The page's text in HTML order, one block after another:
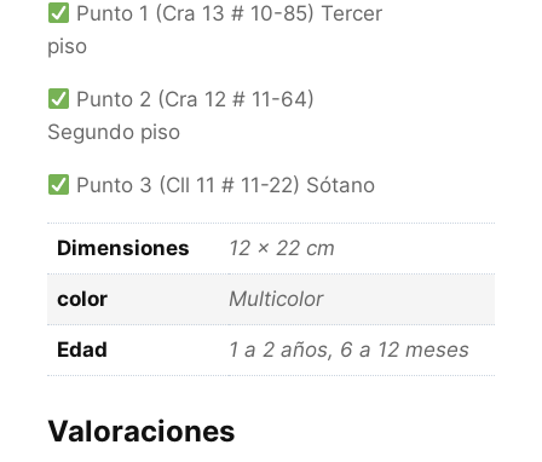
Punto 1 (Cra 13 # 10-85) Tercer
piso
Punto 2 (Cra 12 # 11-64)
Segundo piso
Punto 3 (Cll 11 # 11-22) Sótano
Dimensiones 12 × 22 cm
color Multicolor
Edad 1 a 2 años, 6 a 12 meses
Valoraciones